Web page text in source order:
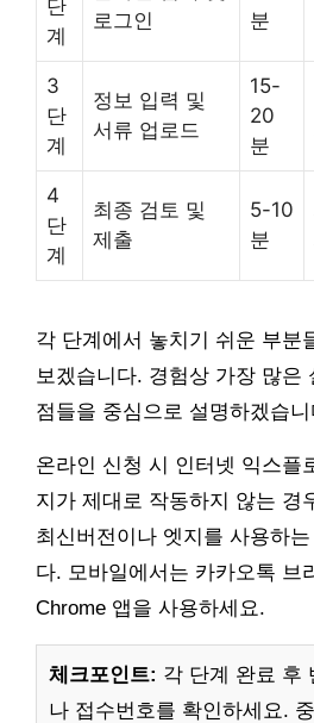
단
계
로그인
분
3
단
계
정보 입력 및
서류 업로드
15-
20
분
4
단
계
최종 검토 및
제출
5-10
분
각 단계에서 놓치기 쉬운 부분
보겠습니다. 경험상 가장 많은
점들을 중심으로 설명하겠습니
온라인 신청 시 인터넷 익스플
지가 제대로 작동하지 않는 경
최신버전이나 엣지를 사용하
다. 모바일에서는 카카오톡 브
Chrome 앱을 사용하세요.
체크포인트: 각 단계 완료 후
나 접수번호를 확인하세요.